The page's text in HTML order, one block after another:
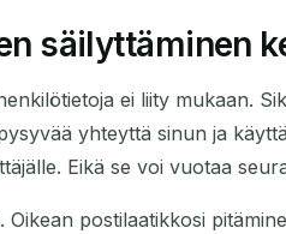
säilyttäminen
ei liity mukaan.
yhteyttä sinun ja
Eikä se voi vuotaa
Oikean postilaatikkosi